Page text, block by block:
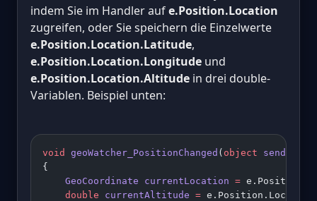
indem Sie im Handler aufe.Position.Location
zugreifen, oder Sie speichern die Einzelwerte
e.Position.Location.Latitude,
e.Position.Location.Longitude und
e.Position.Location.Altitude in drei double-
Variablen. Beispiel unten:
void geoWatcher_PositionChanged ( object sender
{
    GeoCoordinate
currentLocation =
    double
currentAltitude =